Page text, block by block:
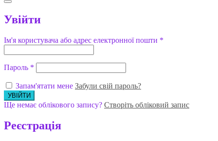
Увійти
Ім'я користувача або адрес електронної пошти *
Пароль *
Запам'ятати мене Забули свій пароль?
Ще немає облікового запису? Створіть обліковий запис
Реєстрація